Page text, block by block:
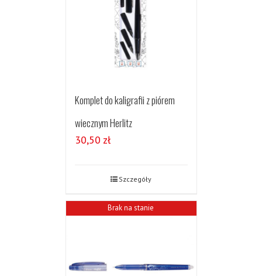
Komplet do kaligrafii z piórem
wiecznym Herlitz
30,50 zł
Szczegóły
Brak na stanie